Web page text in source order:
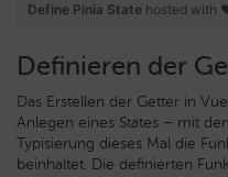
Define Pinia State hosted with
Definieren der
Das Erstellen der Getter in
Anlegen eines States – mit
Typisierung dieses Mal die
beinhaltet. Die definierten